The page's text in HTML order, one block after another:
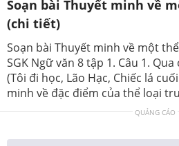
Soạn bài Thuyết minh về
(chi tiết)
Soạn bài Thuyết minh về một
SGK Ngữ văn 8 tập 1. Câu 1.
(Tôi đi học, Lão Hạc, Chiếc lá
minh về đặc điểm của thể loại
QUẢNG CÁO